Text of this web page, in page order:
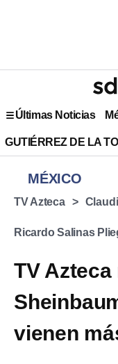
Últimas Noticias
GUTIÉRREZ DE LA
MÉXICO
TV Azteca
Ricardo Salinas
TV
vienen